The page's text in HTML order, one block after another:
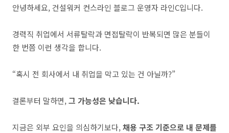
안녕하세요, 건설워커 컨스라인 블로그 운영자 라인C입니다.
경력직 취업에서 서류탈락과 면접탈락이 반복되면 많은 분들이
한 번쯤 이런 생각을 합니다.
“혹시 전 회사에서 내 취업을 막고 있는 건 아닐까?”
결론부터 말하면,그 가능성은 낮습니다.
지금은 외부 요인을 의심하기보다,채용 구조 기준으로 내 문제를